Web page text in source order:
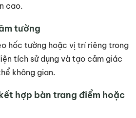
cao.
tường
hốc tường hoặc vị trí riêng trong
tích sử dụng và tạo cảm giác
không gian.
hợp bàn trang điểm hoặc